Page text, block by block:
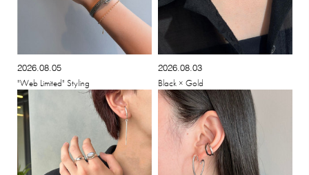
2026.08.05
"Web Limited" Styling
2026.08.03
Black × Gold